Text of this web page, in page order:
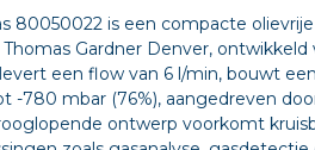
80050022 is een compacte
Thomas Gardner Denver,
een flow van 6 l/min, bouwt
-780 mbar (76%), aangedreven
ontwerp voorkomt